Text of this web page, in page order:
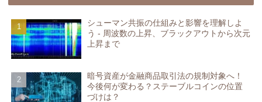
シューマン共振の仕組みと影響を理解しよ
う - 周波数の上昇、ブラックアウトから次元
上昇まで
暗号資産が金融商品取引法の規制対象へ！
今後何が変わる？ステーブルコインの位置
づけは？